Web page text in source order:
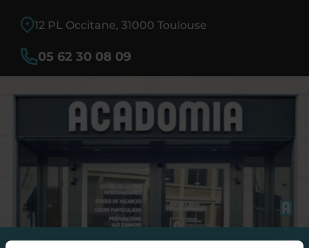
12 PL Occitane, 31000 Toulouse
05 62 30 08 09